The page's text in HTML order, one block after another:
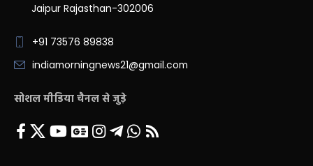
Jaipur Rajasthan-302006
+91 73576 89838
indiamorningnews21@gmail.com
सोशल मीडिया चैनल से जुड़े